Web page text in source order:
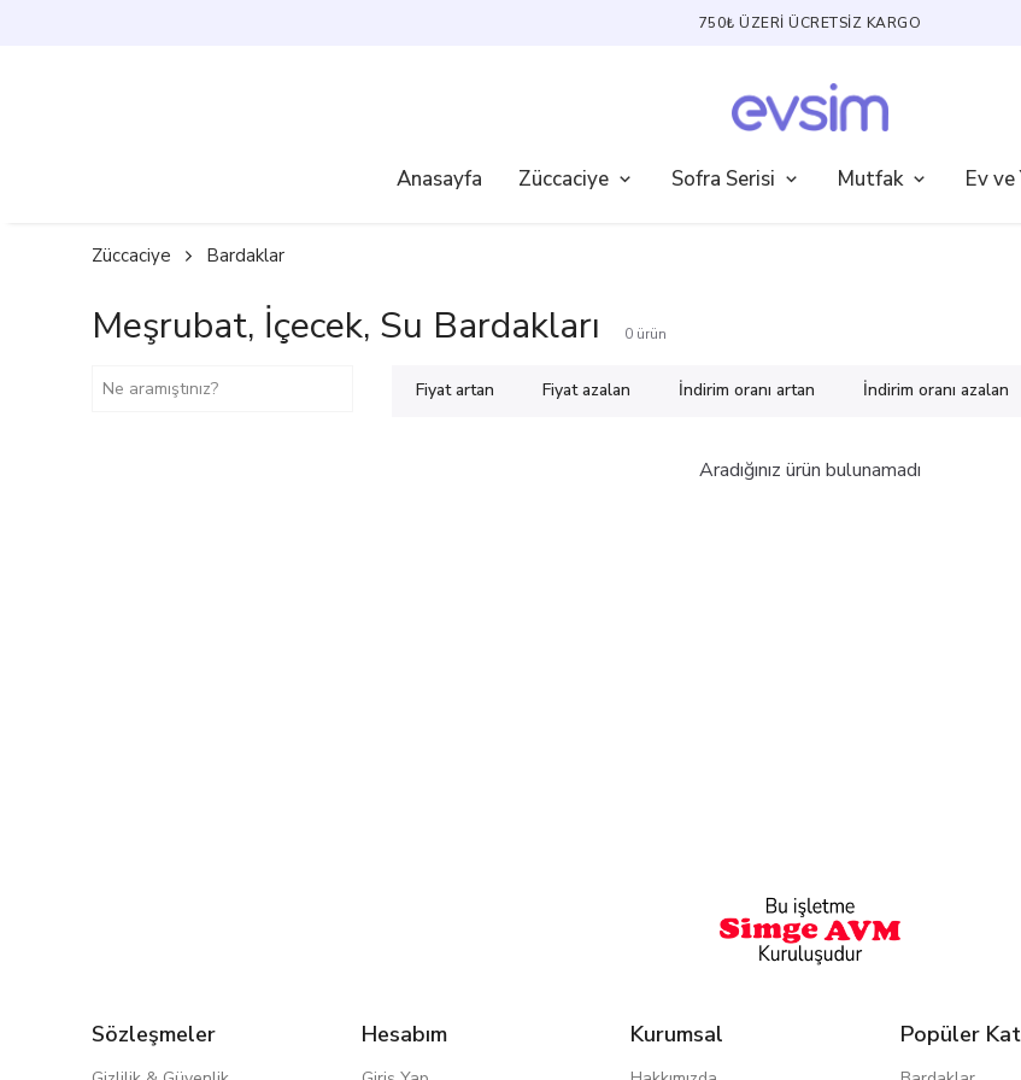
Anasayfa Züccaciye Sofra Serisi Mutfak Ev
Züccaciye Bardaklar
Meşrubat, İçecek, Su Bardakları 0 ürün
Fiyat artan Fiyat azalan İndirim oranı artan İndirim oranı azalan
Aradığınız ürün bulunamadı
Sözleşmeler Hesabım Kurumsal Popüler